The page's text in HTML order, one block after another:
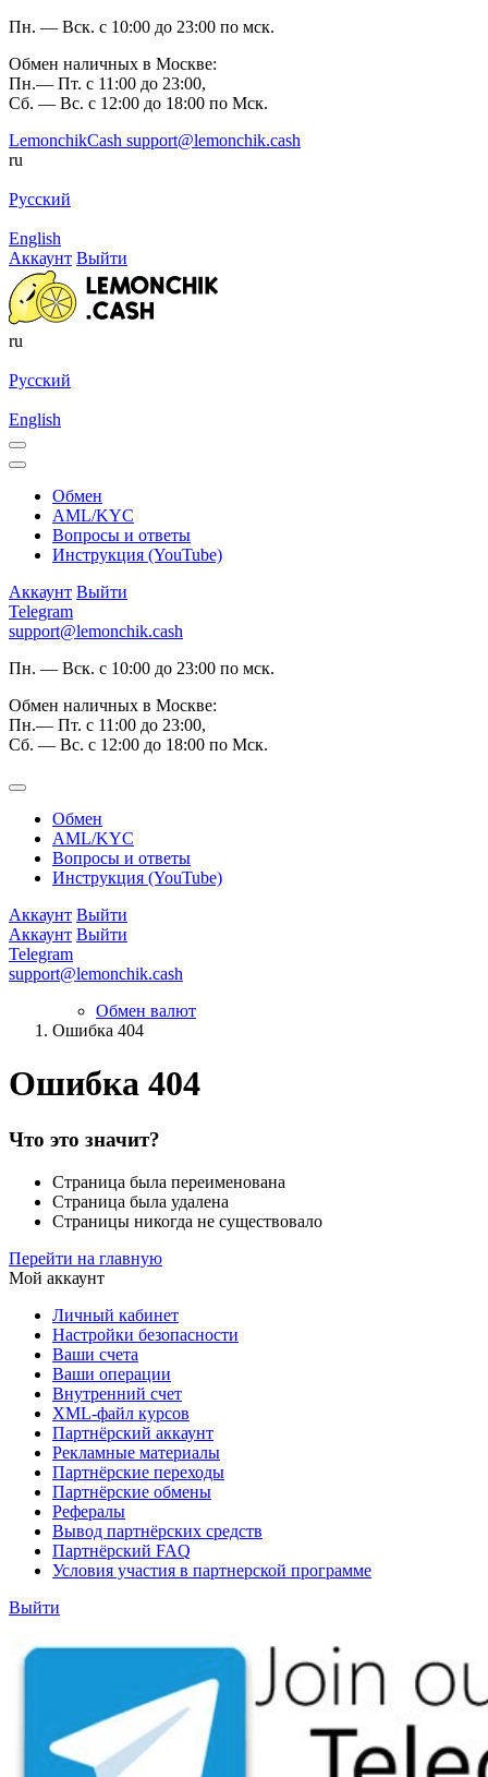
Пн. — Вск. с 10:00 до 23:00 по мск.
Обмен наличных в Москве:
Пн.— Пт. с 11:00 до 23:00,
Сб. — Вс. с 12:00 до 18:00 по Мск.
LemonchikCash support@lemonchik.cash
ru
Русский
English
Аккаунт Выйти
ru
Русский
English
Обмен
AML/KYC
Вопросы и ответы
Инструкция (YouTube)
Аккаунт Выйти
Telegram
support@lemonchik.cash
Пн. — Вск. с 10:00 до 23:00 по мск.
Обмен наличных в Москве:
Пн.— Пт. с 11:00 до 23:00,
Сб. — Вс. с 12:00 до 18:00 по Мск.
Обмен
AML/KYC
Вопросы и ответы
Инструкция (YouTube)
Аккаунт Выйти
Аккаунт Выйти
Telegram
support@lemonchik.cash
Обмен валют
Ошибка 404
Ошибка 404
Что это значит?
Страница была переименована
Страница была удалена
Страницы никогда не существовало
Перейти на главную
Мой аккаунт
Личный кабинет
Настройки безопасности
Ваши счета
Ваши операции
Внутренний счет
XML-файл курсов
Партнёрский аккаунт
Рекламные материалы
Партнёрские переходы
Партнёрские обмены
Рефералы
Вывод партнёрских средств
Партнёрский FAQ
Условия участия в партнерской программе
Выйти